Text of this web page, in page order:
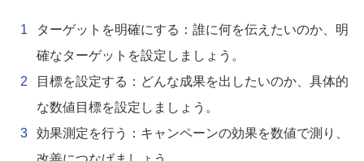
ターゲットを明確にする：誰に何を伝えたいのか、明
確なターゲットを設定しましょう。
目標を設定する：どんな成果を出したいのか、具体的
な数値目標を設定しましょう。
効果測定を行う：キャンペーンの効果を数値で測り、